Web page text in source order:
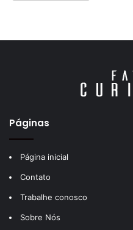
Páginas
Página inicial
Contato
Trabalhe conosco
Sobre Nós